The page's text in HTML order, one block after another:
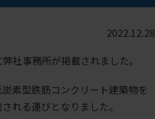
2022.12.28
社事務所が掲載されました。
素型鉄筋コンクリート建築物を
れる運びとなりました。